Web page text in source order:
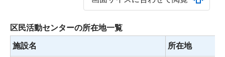
区民活動センターの所在地一覧
施設名 所在地